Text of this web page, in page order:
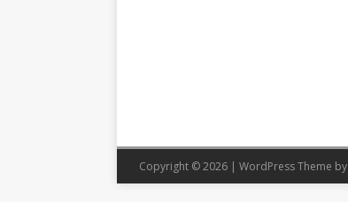
Copyright © 2026 | WordPress Theme by